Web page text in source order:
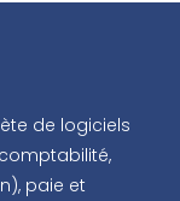
de logiciels
paie et